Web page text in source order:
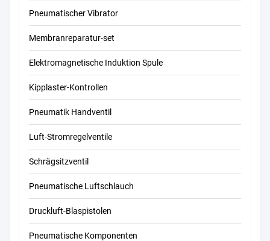
Pneumatischer Vibrator
Membranreparatur-set
Elektromagnetische Induktion Spule
Kipplaster-Kontrollen
Pneumatik Handventil
Luft-Stromregelventile
Schrägsitzventil
Pneumatische Luftschlauch
Druckluft-Blaspistolen
Pneumatische Komponenten